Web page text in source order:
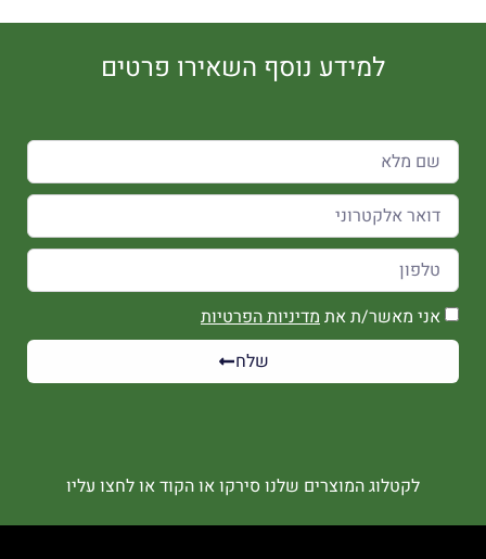
למידע נוסף השאירו פרטים
אני מאשר/ת את מדיניות הפרטיות
שלח
לקטלוג המוצרים שלנו סירקו או הקוד או לחצו עליו